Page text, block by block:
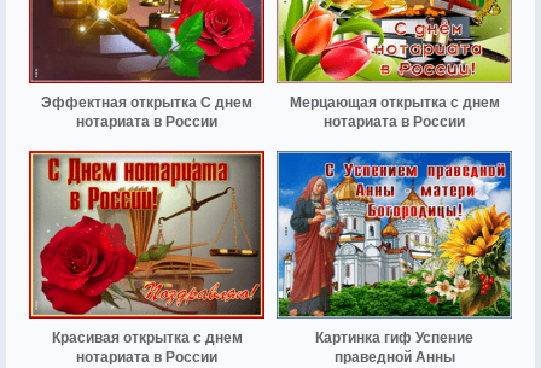
Эффектная открытка С днем
нотариата в России
Мерцающая открытка с днем
нотариата в России
Красивая открытка с днем
нотариата в России
Картинка гиф Успение
праведной Анны